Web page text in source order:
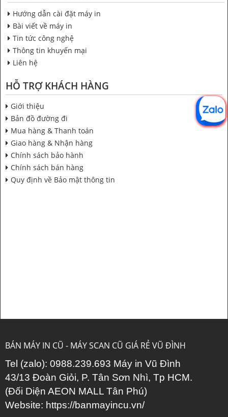
Hướng dẫn cài đặt máy in
Bài viết về máy in
Tin tức công nghệ
Thông tin khuyến mại
Liên hệ
HỖ TRỢ KHÁCH HÀNG
Giới thiệu
Bản đồ đường đi
Mua hàng & Thanh toán
Giao hàng & Nhận hàng
Chính sách bảo hành
Chính sách bán hàng
Quy định về Bảo mật thông tin
BÁN MÁY IN CŨ - MÁY SCAN CŨ GIÁ RẺ VŨ ĐÌNH
Tel (zalo): 0988.239.693 Máy in Vũ Đình
43/13 Đoàn Giỏi, P. Tân Sơn Nhì, Tp HCM.
(Đối Diện AEON MALL Tân Phú)
Website: https://banmayincu.vn/